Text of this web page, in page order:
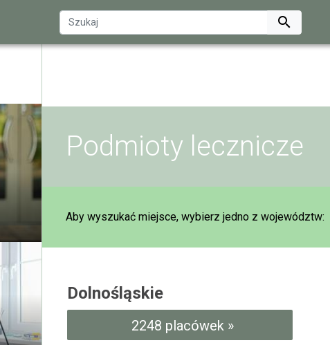

Podmioty lecznicze
Aby wyszukać miejsce, wybierz jedno z województw:
Dolnośląskie
2248 placówek »